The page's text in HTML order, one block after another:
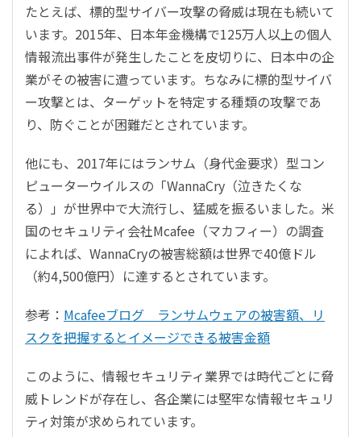
たとえば、標的型サイバー攻撃の脅威は現在も続いて
います。2015年、日本年金機構で125万人以上の個人
情報流出事件が発生したことを皮切りに、日本中の企
業がその被害に遭っています。ちなみに標的型サイバ
ー攻撃とは、ターゲットを特定する種類の攻撃であ
り、防ぐことが困難だとされています。
他にも、2017年にはランサム（身代金要求）型コン
ピューターウイルスの「WannaCry（泣きたくな
る）」が世界中で大流行し、猛威を振るいました。米
国のセキュリティ会社Mcafee（マカフィー）の調査
によれば、WannaCryの被害総額は世界で40億ドル
（約4,500億円）に達するとされています。
参考： Mcafeeブログ ランサムウェアの被害額、リ
スクを把握するとイメージできる被害金額
このように、情報セキュリティ業界では時代ごとに脅
威トレンドが存在し、各企業には堅牢な情報セキュリ
ティ対策が求められています。